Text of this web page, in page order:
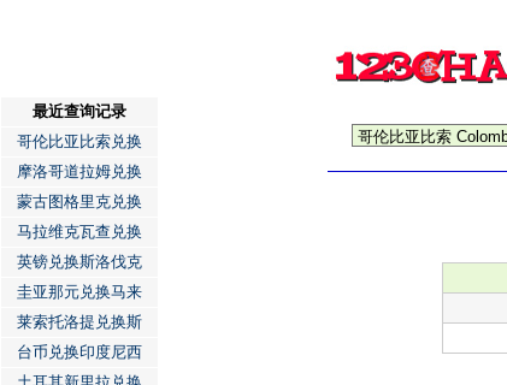
最近查询记录
哥伦比亚比索兑换
摩洛哥道拉姆兑换
蒙古图格里克兑换
马拉维克瓦查兑换
英镑兑换斯洛伐克
圭亚那元兑换马来
莱索托洛提兑换斯
台币兑换印度尼西